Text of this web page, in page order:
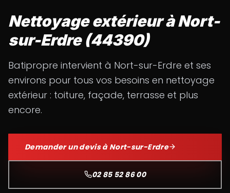
Nettoyage extérieur à Nort-
sur-Erdre (44390)
Batipropre intervient à Nort-sur-Erdre et ses
environs pour tous vos besoins en nettoyage
extérieur : toiture, façade, terrasse et plus
encore.
Demander un devis à Nort-sur-Erdre
02 85 52 86 00